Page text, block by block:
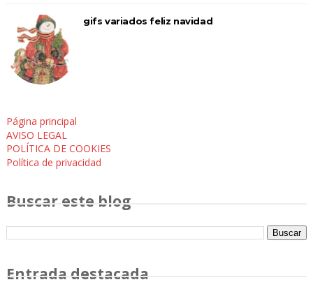
gifs variados feliz navidad
Página principal
AVISO LEGAL
POLÍTICA DE COOKIES
Política de privacidad
Buscar este blog
Entrada destacada